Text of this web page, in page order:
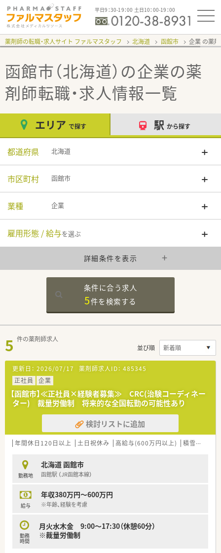
平日9：30-19：00 土日10：00-19：00
薬剤師の転職・求人サイト ファルマスタッフ 北海道 函館市 企業
函館市（北海道）の企業の薬
剤師転職・求人情報一覧
エリア で探す 駅 から探す
都道府県 北海道
市区町村 函館市
業種 企業
雇用形態 / 給与を選ぶ
詳細条件を表示
条件に合う求人
5件を検索する
5 件の薬剤師求人
並び順
更新日： 2026/07/17 薬剤師求人ID： 485345
正社員
企業
【函館市】≪正社員×経験者募集≫ CRC(治験コーディネー
ター) 裁量労働制 将来的な全国転勤の可能性あり
検討リストに追加
年間休日120日以上 土日祝休み 高給与(600万円以上) 積雪あり
勤務地
北海道 函館市
函館駅 （JR函館本線）
給与
年収380万円～600万円
※年齢、経験を考慮
勤務
時間
月火水木金 9:00～17:30（休憩60分）
※裁量労働制